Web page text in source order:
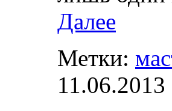
Далее
Метки:
11.06.2013